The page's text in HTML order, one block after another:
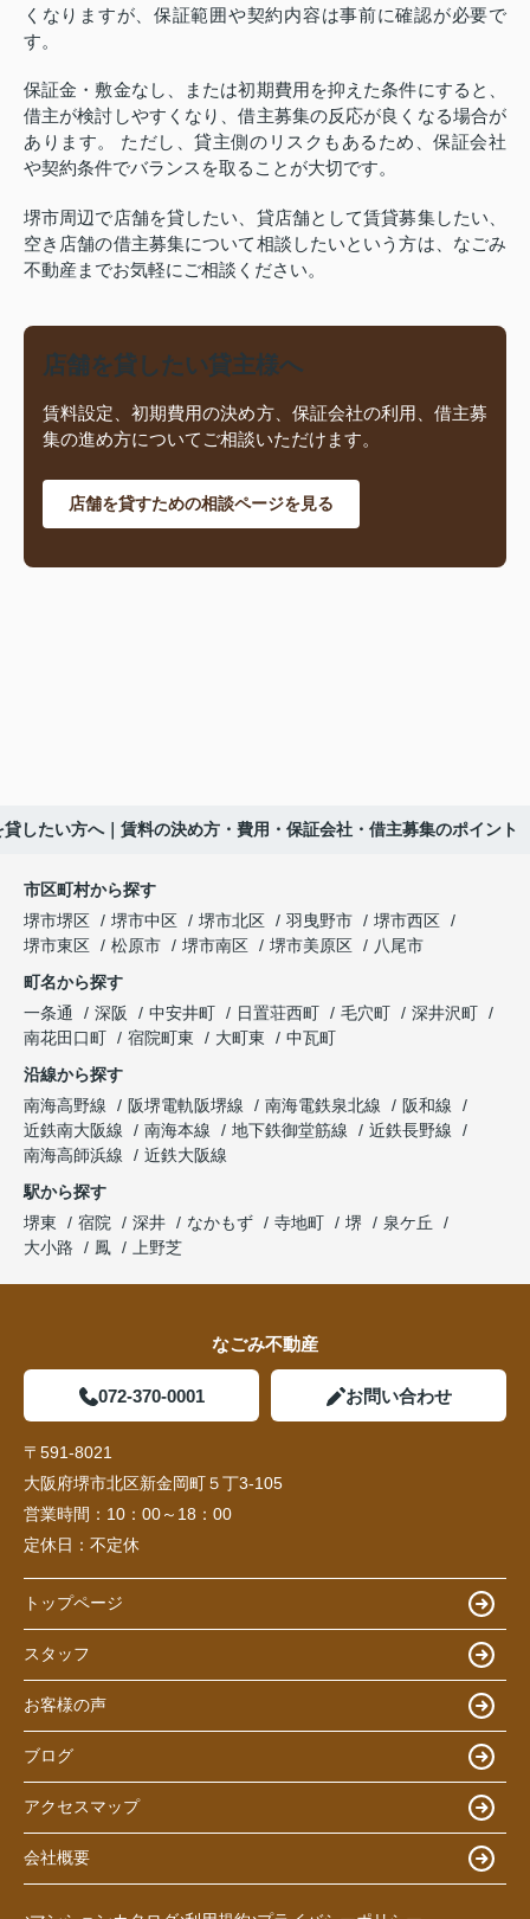
くなりますが、保証範囲や契約内容は事前に確認が必要で
す。
保証金・敷金なし、または初期費用を抑えた条件にすると、
借主が検討しやすくなり、借主募集の反応が良くなる場合が
あります。 ただし、貸主側のリスクもあるため、保証会社
や契約条件でバランスを取ることが大切です。
堺市周辺で店舗を貸したい、貸店舗として賃貸募集したい、
空き店舗の借主募集について相談したいという方は、なごみ
不動産までお気軽にご相談ください。
店舗を貸したい貸主様へ
賃料設定、初期費用の決め方、保証会社の利用、借主募
集の進め方についてご相談いただけます。
店舗を貸すための相談ページを見る
貸したい方へ｜賃料の決め方・費用・保証会社・借主募集のポイント
市区町村から探す
堺市堺区
堺市中区 堺市北区 羽曳野市
堺市西区
堺市東区
松原市 堺市南区 堺市美原区
八尾市
町名から探す
一条通
深阪 中安井町 日置荘西町 毛穴町
深井沢町
南花田口町
宿院町東 大町東
中瓦町
沿線から探す
南海高野線
阪堺電軌阪堺線 南海電鉄泉北線
阪和線
近鉄南大阪線
南海本線 地下鉄御堂筋線
近鉄長野線
南海高師浜線
近鉄大阪線
駅から探す
堺東
宿院 深井 なかもず 寺地町 堺
泉ケ丘
大小路
鳳 上野芝
なごみ不動産
072-370-0001 お問い合わせ
〒591-8021
大阪府堺市北区新金岡町５丁3-105
営業時間： 10：00～18：00
定休日： 不定休
トップページ
スタッフ
お客様の声
ブログ
アクセスマップ
会社概要